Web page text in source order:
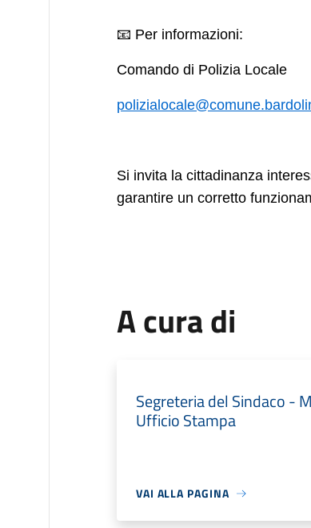
📧 Per informazioni:
Comando di Polizia Locale
Si invita la cittadinanza
garantire un corretto
A cura di
Segreteria del Sindaco -
Ufficio Stampa
VAI ALLA PAGINA